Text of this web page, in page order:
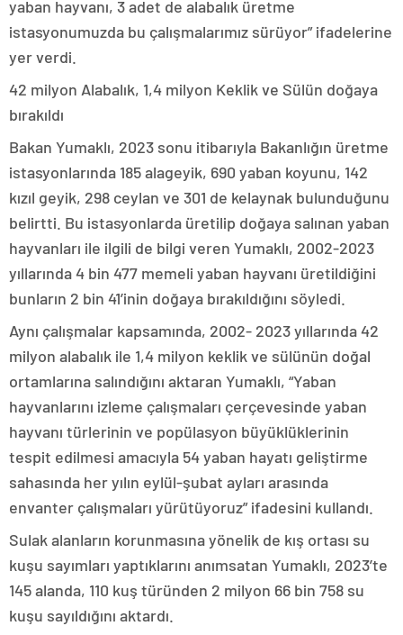
yaban hayvanı, 3 adet de alabalık üretme
istasyonumuzda bu çalışmalarımız sürüyor” ifadelerine
yer verdi.
42 milyon Alabalık, 1,4 milyon Keklik ve Sülün doğaya
bırakıldı
Bakan Yumaklı, 2023 sonu itibarıyla Bakanlığın üretme
istasyonlarında 185 alageyik, 690 yaban koyunu, 142
kızıl geyik, 298 ceylan ve 301 de kelaynak bulunduğunu
belirtti. Bu istasyonlarda üretilip doğaya salınan yaban
hayvanları ile ilgili de bilgi veren Yumaklı, 2002-2023
yıllarında 4 bin 477 memeli yaban hayvanı üretildiğini
bunların 2 bin 41’inin doğaya bırakıldığını söyledi.
Aynı çalışmalar kapsamında, 2002- 2023 yıllarında 42
milyon alabalık ile 1,4 milyon keklik ve sülünün doğal
ortamlarına salındığını aktaran Yumaklı, “Yaban
hayvanlarını izleme çalışmaları çerçevesinde yaban
hayvanı türlerinin ve popülasyon büyüklüklerinin
tespit edilmesi amacıyla 54 yaban hayatı geliştirme
sahasında her yılın eylül-şubat ayları arasında
envanter çalışmaları yürütüyoruz” ifadesini kullandı.
Sulak alanların korunmasına yönelik de kış ortası su
kuşu sayımları yaptıklarını anımsatan Yumaklı, 2023’te
145 alanda, 110 kuş türünden 2 milyon 66 bin 758 su
kuşu sayıldığını aktardı.